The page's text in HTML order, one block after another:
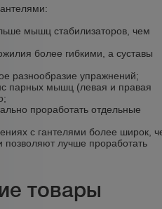
мышц стабилизаторов, чем
более гибкими, а суставы
разнообразие упражнений;
парных мышц (левая и правая
проработать отдельные
с гантелями более широк,
позволяют лучше проработать
товары